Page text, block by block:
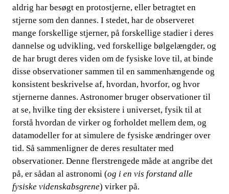
aldrig har besøgt en protostjerne, eller betragtet en
stjerne som den dannes. I stedet, har de observeret
mange forskellige stjerner, på forskellige stadier i deres
dannelse og udvikling, ved forskellige bølgelængder, og
de har brugt deres viden om de fysiske love til, at binde
disse observationer sammen til en sammenhængende og
konsistent beskrivelse af, hvordan, hvorfor, og hvor
stjernerne dannes. Astronomer bruger observationer til
at se, hvilke ting der eksistere i universet, fysik til at
forstå hvordan de virker og forholdet mellem dem, og
datamodeller for at simulere de fysiske ændringer over
tid. Så sammenligner de deres resultater med
observationer. Denne flerstrengede måde at angribe det
på, er sådan al astronomi (og i en vis forstand alle
fysiske videnskabsgrene) virker på.